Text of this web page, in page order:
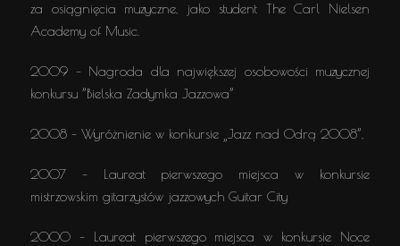
za osiągnięcia muzyczne, jako student The Carl Nielsen
Academy of Music.
2009 – Nagroda dla największej osobowości muzycznej
konkursu ”Bielska Zadymka Jazzowa”
2008 – Wyróżnienie w konkursie „Jazz nad Odrą 2008”,
2007 – Laureat pierwszego miejsca w konkursie
mistrzowskim gitarzystów jazzowych Guitar City
2000 – Laureat pierwszego miejsca w konkursie Noce